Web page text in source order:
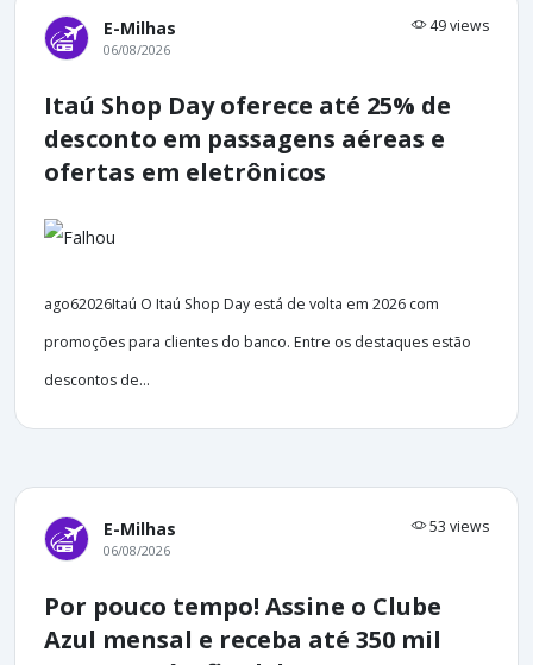
E-Milhas 49 views
06/08/2026
Itaú Shop Day oferece até 25% de
desconto em passagens aéreas e
ofertas em eletrônicos
ago62026Itaú O Itaú Shop Day está de volta em 2026 com
promoções para clientes do banco. Entre os destaques estão
descontos de...
E-Milhas 53 views
06/08/2026
Por pouco tempo! Assine o Clube
Azul mensal e receba até 350 mil